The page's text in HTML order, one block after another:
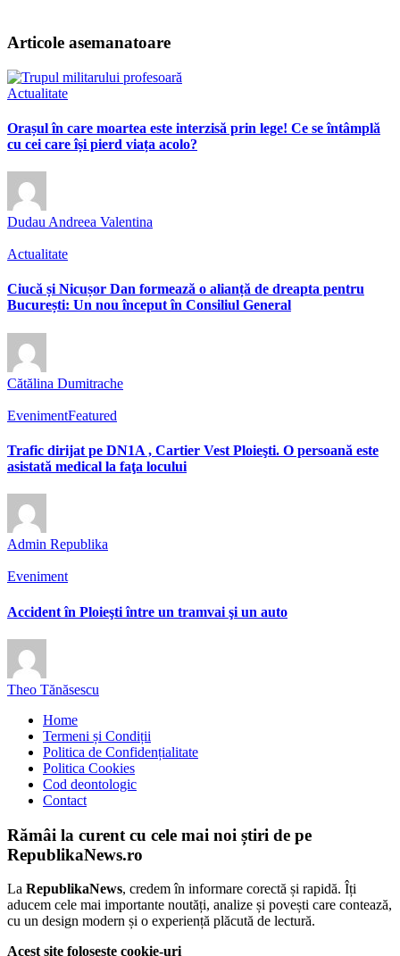
Articole asemanatoare
Actualitate
Orașul în care moartea este interzisă prin lege! Ce se întâmplă
cu cei care își pierd viața acolo?
Dudau Andreea Valentina
Actualitate
Ciucă și Nicușor Dan formează o alianță de dreapta pentru
București: Un nou început în Consiliul General
Cătălina Dumitrache
EvenimentFeatured
Trafic dirijat pe DN1A , Cartier Vest Ploieşti. O persoană este
asistată medical la faţa locului
Admin Republika
Eveniment
Accident în Ploieşti între un tramvai şi un auto
Theo Tănăsescu
Home
Termeni și Condiții
Politica de Confidențialitate
Politica Cookies
Cod deontologic
Contact
Rămâi la curent cu cele mai noi știri de pe
RepublikaNews.ro
La RepublikaNews, credem în informare corectă și rapidă. Îți
aducem cele mai importante noutăți, analize și povești care contează,
cu un design modern și o experiență plăcută de lectură.
Acest site folosește cookie-uri